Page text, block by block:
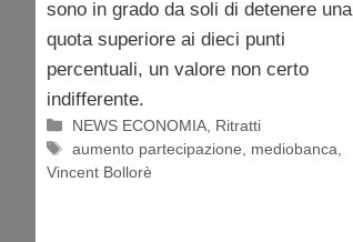
sono in grado da soli di detenere una
quota superiore ai dieci punti
percentuali, un valore non certo
indifferente.
Categorie
NEWS ECONOMIA Ritratti
Tag
aumento partecipazione mediobanca
Vincent Bollorè